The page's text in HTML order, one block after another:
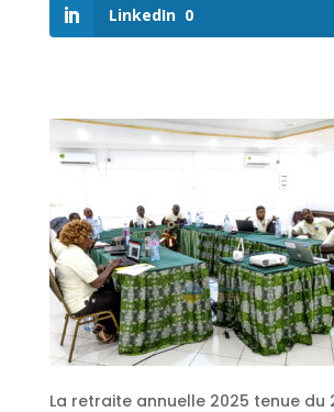
LinkedIn 0
La retraite annuelle 2025 tenue du